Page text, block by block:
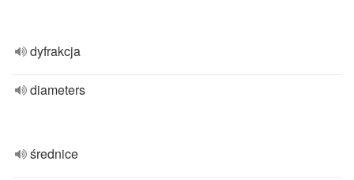
dyfrakcja
diameters
średnice